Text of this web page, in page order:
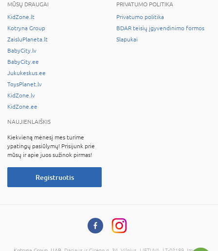
MŪSŲ DRAUGAI
KidZone.lt
Kotryna Group
ZaisluPlaneta.lt
BabyCity.lv
BabyCity.ee
Jukukeskus.ee
ToysPlanet.lv
KidZone.lv
KidZone.ee
PRIVATUMO POLITIKA
Privatumo politika
BDAR teisių įgyvendinimo formos
Slapukai
NAUJIENLAIŠKIS
Kiekvieną mėnesį mes turime
ypatingų pasiūlymų! Prisijunk prie
mūsų ir apie juos sužinok pirmas!
Registruotis